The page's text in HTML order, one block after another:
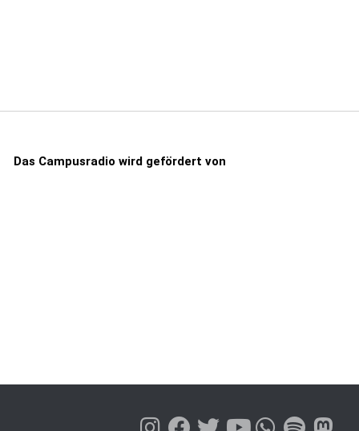
Das Campusradio wird gefördert von